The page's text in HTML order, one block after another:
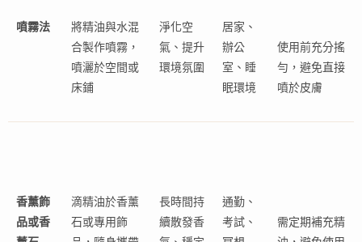
噴霧法
將精油與水混
合製作噴霧，
噴灑於空間或
床鋪
淨化空
氣、提升
環境氛圍
居家、
辦公
室、睡
眠環境
使用前充分搖
勻，避免直接
噴於皮膚
香薰飾
品或香
滴精油於香薰
石或專用飾
長時間持
續散發香
通勤、
考試、
需定期補充精